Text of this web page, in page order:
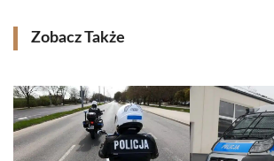
Zobacz Także